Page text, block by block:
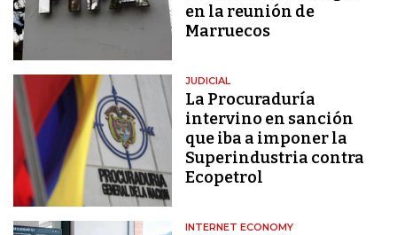
en la reunión de
Marruecos
JUDICIAL
La Procuraduría
intervino en sanción
que iba a imponer la
Superindustria contra
Ecopetrol
INTERNET ECONOMY